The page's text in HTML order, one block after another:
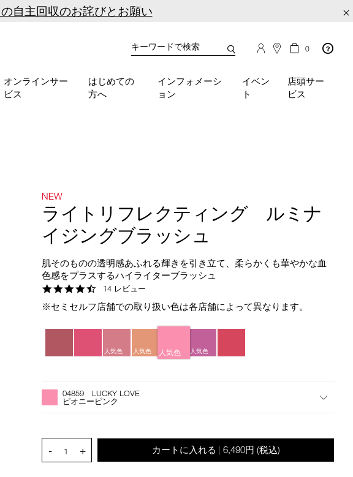
×
自主回収のお詫びとお願い
オンラインサー
ビス
はじめての
方へ
インフォメーシ
ョン
イベン
ト
店頭サー
ビス
カ
タ
検
use
your
mobile
device)
access
the
suggestions
given
you
or
form
keyword
カ
の
商
品
0
NEW
ライトリフレクティング ルミナ
イジングブラッシュ
肌そのものの透明感あふれる輝きを引き立て、柔らかくも華やかな血
色感をプラスするハイライターブラッシュ
4.7
rating
14 レビュー
※セミセルフ店舗での取り扱い色は各店舗によって異なります。
バ
エ
ン
人気色 人気色 人気色 人気色
プ
を
カ
ー
Actions04859 LUCKY LOVE
ピオニーピンク
- 1 + カートに入れる 6,490円 (税込)